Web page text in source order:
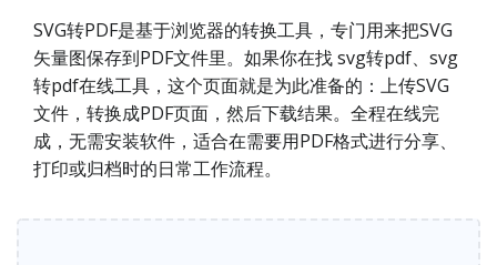
SVG转PDF是基于浏览器的转换工具，专门用来把SVG
矢量图保存到PDF文件里。如果你在找 svg转pdf、svg
转pdf在线工具，这个页面就是为此准备的：上传SVG
文件，转换成PDF页面，然后下载结果。全程在线完
成，无需安装软件，适合在需要用PDF格式进行分享、
打印或归档时的日常工作流程。